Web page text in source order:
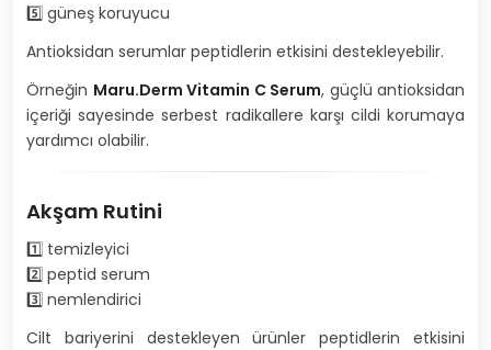
5️⃣ güneş koruyucu
Antioksidan serumlar peptidlerin etkisini destekleyebilir.
Örneğin Maru.Derm Vitamin C Serum, güçlü antioksidan
içeriği sayesinde serbest radikallere karşı cildi korumaya
yardımcı olabilir.
Akşam Rutini
1️⃣ temizleyici
2️⃣ peptid serum
3️⃣ nemlendirici
Cilt bariyerini destekleyen ürünler peptidlerin etkisini